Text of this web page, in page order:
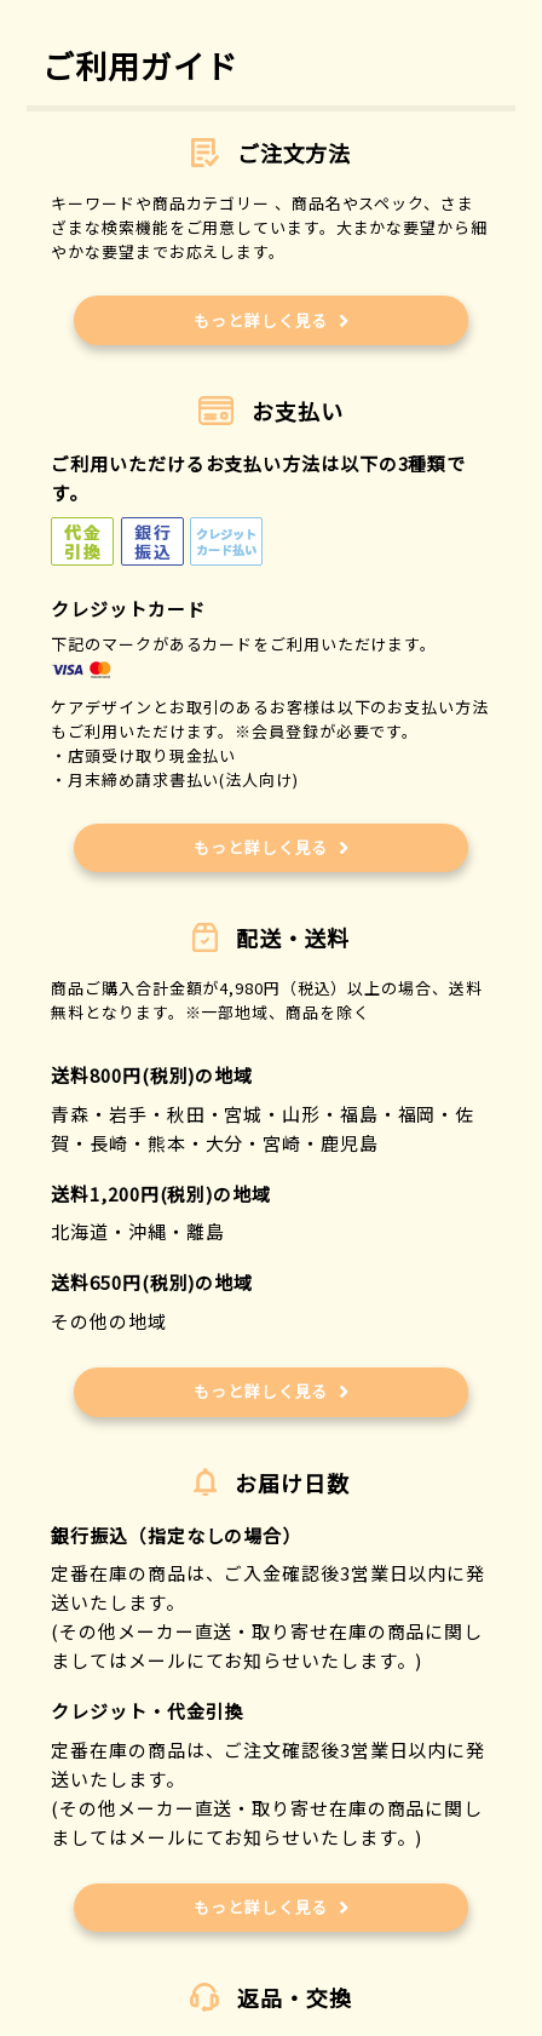
ご利用ガイド
ご注文方法
キーワードや商品カテゴリー 、商品名やスペック、さま
ざまな検索機能をご用意しています。大まかな要望から細
やかな要望までお応えします。
もっと詳しく見る
お支払い
ご利用いただけるお支払い方法は以下の3種類で
す。
クレジットカード
下記のマークがあるカードをご利用いただけます。
ケアデザインとお取引のあるお客様は以下のお支払い方法
もご利用いただけます。※会員登録が必要です。
・店頭受け取り現金払い
・月末締め請求書払い(法人向け)
もっと詳しく見る
配送・送料
商品ご購入合計金額が4,980円（税込）以上の場合、送料
無料となります。※一部地域、商品を除く
送料800円(税別)の地域
青森・岩手・秋田・宮城・山形・福島・福岡・佐
賀・長崎・熊本・大分・宮崎・鹿児島
送料1,200円(税別)の地域
北海道・沖縄・離島
送料650円(税別)の地域
その他の地域
もっと詳しく見る
お届け日数
銀行振込（指定なしの場合）
定番在庫の商品は、ご入金確認後3営業日以内に発
送いたします。
(その他メーカー直送・取り寄せ在庫の商品に関し
ましてはメールにてお知らせいたします。)
クレジット・代金引換
定番在庫の商品は、ご注文確認後3営業日以内に発
送いたします。
(その他メーカー直送・取り寄せ在庫の商品に関し
ましてはメールにてお知らせいたします。)
もっと詳しく見る
返品・交換